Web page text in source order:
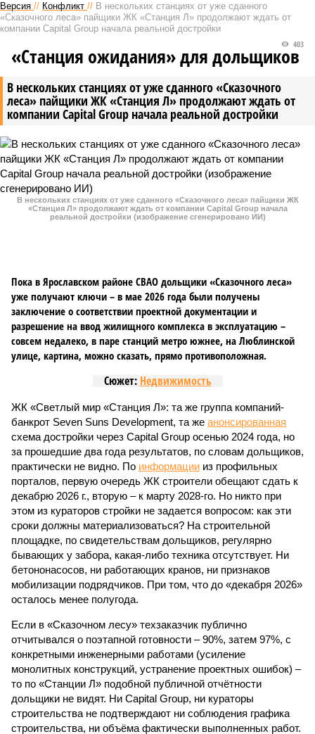
Версия // Конфликт // В нескольких станциях от уже сданного
«Сказочного леса» пайщики ЖК «Станция Л» продолжают ждать от
компании Capital Group начала реальной достройки
В нескольких станциях от уже сданного «Сказочного
леса» пайщики ЖК «Станция Л» продолжают ждать от
компании Capital Group начала реальной достройки
403
«Станция ожидания» для дольщиков
В нескольких станциях от уже сданного «Сказочного леса» пайщики ЖК
«Станция Л» продолжают ждать от компании Capital Group начала
реальной достройки (изображение сгенерировано ИИ)
Пока в Ярославском районе СВАО дольщики «Сказочного леса»
уже получают ключи – в мае 2026 года были получены
заключение о соответствии проектной документации и
разрешение на ввод жилищного комплекса в эксплуатацию –
совсем недалеко, в паре станций метро южнее, на Люблинской
улице, картина, можно сказать, прямо противоположная.
Сюжет: Недвижимость
ЖК «Светлый мир «Станция Л»: та же группа компаний-
банкрот Seven Suns Development, та же анонсированная
схема достройки через Capital Group осенью 2024 года, но
за прошедшие два года результатов, по словам дольщиков,
практически не видно. По информации из профильных
порталов, первую очередь ЖК строители обещают сдать к
декабрю 2026 г., вторую – к марту 2028-го. Но никто при
этом из кураторов стройки не задается вопросом: как эти
сроки должны материализоваться? На строительной
площадке, по свидетельствам дольщиков, регулярно
бывающих у забора, какая-либо техника отсутствует. Ни
бетононасосов, ни работающих кранов, ни признаков
мобилизации подрядчиков. При том, что до «декабря 2026»
осталось менее полугода.
Если в «Сказочном лесу» техзаказчик публично
отчитывался о поэтапной готовности – 90%, затем 97%, с
конкретными инженерными работами (усиление
монолитных конструкций, устранение проектных ошибок) –
то по «Станции Л» подобной публичной отчётности
дольщики не видят. Ни Capital Group, ни кураторы
строительства не подтверждают ни соблюдения графика
строительства, ни объёма фактически выполненных работ.